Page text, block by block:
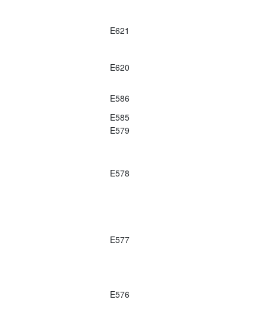
E621
E620
E586
E585
E579
E578
E577
E576